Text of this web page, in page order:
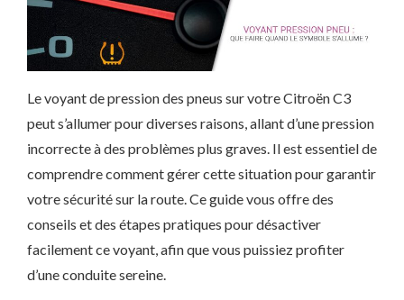
Le voyant de pression des pneus sur votre Citroën C3
peut s’allumer pour diverses raisons, allant d’une pression
incorrecte à des problèmes plus graves. Il est essentiel de
comprendre comment gérer cette situation pour garantir
votre sécurité sur la route. Ce guide vous offre des
conseils et des étapes pratiques pour désactiver
facilement ce voyant, afin que vous puissiez profiter
d’une conduite sereine.